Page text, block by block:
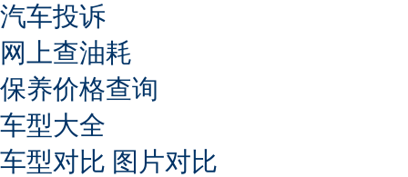
汽车投诉
网上查油耗
保养价格查询
车型大全
车型对比 图片对比